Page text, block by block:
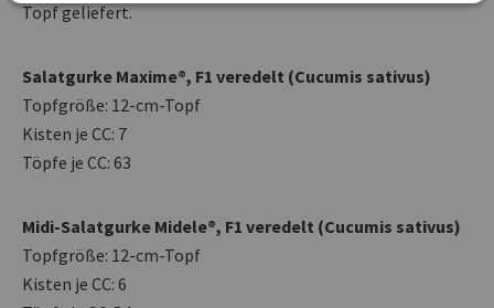
Topf geliefert.
Salatgurke Maxime®, F1 veredelt (Cucumis sativus)
Topfgröße: 12-cm-Topf
Kisten je CC: 7
Töpfe je CC: 63
Midi-Salatgurke Midele®, F1 veredelt (Cucumis sativus)
Topfgröße: 12-cm-Topf
Kisten je CC: 6